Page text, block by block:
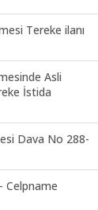
Tereke ilanı
Asli
İstida
Dava No 288-
Celpname